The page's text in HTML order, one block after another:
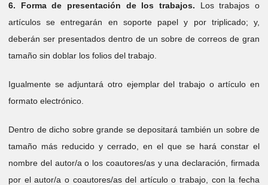
6. Forma de presentación de los trabajos. Los trabajos o
artículos se entregarán en soporte papel y por triplicado; y,
deberán ser presentados dentro de un sobre de correos de gran
tamaño sin doblar los folios del trabajo.
Igualmente se adjuntará otro ejemplar del trabajo o artículo en
formato electrónico.
Dentro de dicho sobre grande se depositará también un sobre de
tamaño más reducido y cerrado, en el que se hará constar el
nombre del autor/a o los coautores/as y una declaración, firmada
por el autor/a o coautores/as del artículo o trabajo, con la fecha